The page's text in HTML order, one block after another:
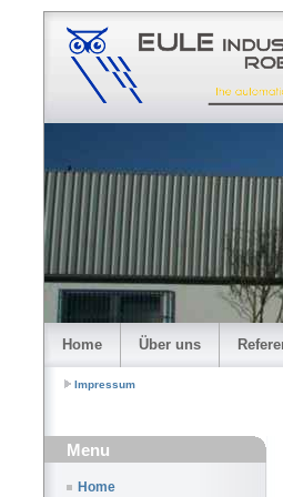
Home Über uns
Impressum
Menu
Home